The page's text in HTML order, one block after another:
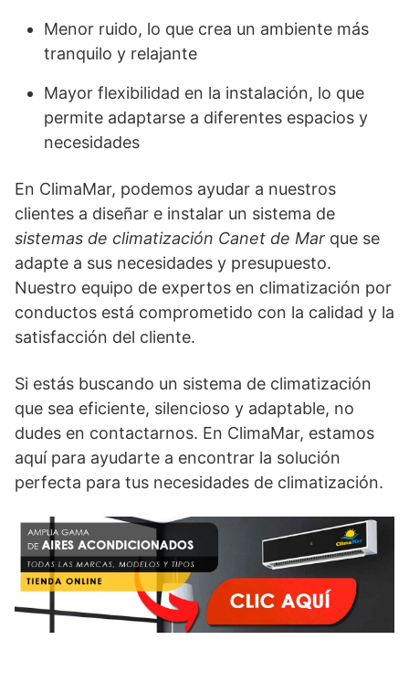
Menor ruido, lo que crea un ambiente más
tranquilo y relajante
Mayor flexibilidad en la instalación, lo que
permite adaptarse a diferentes espacios y
necesidades
En ClimaMar, podemos ayudar a nuestros
clientes a diseñar e instalar un sistema de
sistemas de climatización Canet de Mar que se
adapte a sus necesidades y presupuesto.
Nuestro equipo de expertos en climatización por
conductos está comprometido con la calidad y la
satisfacción del cliente.
Si estás buscando un sistema de climatización
que sea eficiente, silencioso y adaptable, no
dudes en contactarnos. En ClimaMar, estamos
aquí para ayudarte a encontrar la solución
perfecta para tus necesidades de climatización.